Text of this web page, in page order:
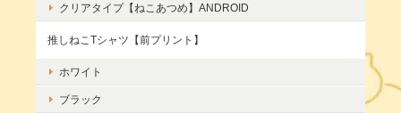
クリアタイプ【ねこあつめ】ANDROID
推しねこTシャツ【前プリント】
ホワイト
ブラック